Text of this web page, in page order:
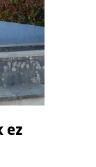
ez